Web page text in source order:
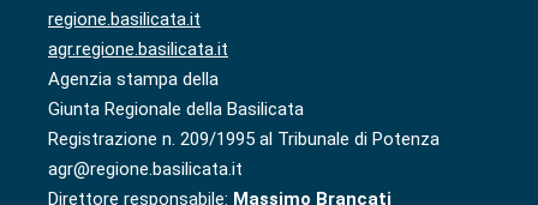
regione.basilicata.it
agr.regione.basilicata.it
Agenzia stampa della
Giunta Regionale della Basilicata
Registrazione n. 209/1995 al Tribunale di Potenza
agr@regione.basilicata.it
Direttore responsabile: Massimo Brancati